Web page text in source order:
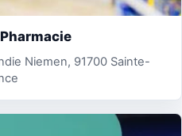
Niemen, 91700 Sainte-